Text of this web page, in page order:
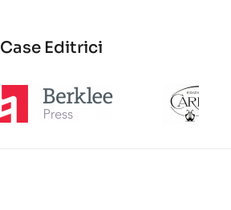
Case Editrici